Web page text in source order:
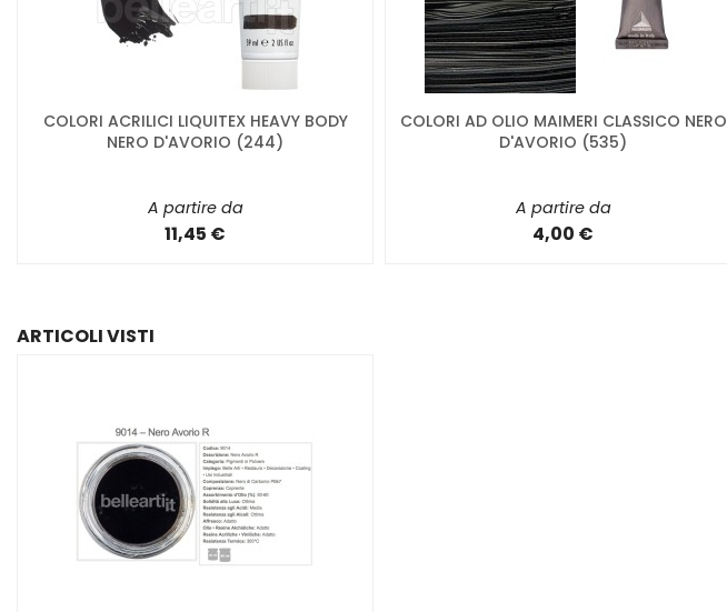
COLORI ACRILICI LIQUITEX HEAVY BODY
NERO D'AVORIO (244)
A partire da
11,45 €
COLORI AD OLIO MAIMERI CLASSICO NERO
D'AVORIO (535)
A partire da
4,00 €
ARTICOLI VISTI